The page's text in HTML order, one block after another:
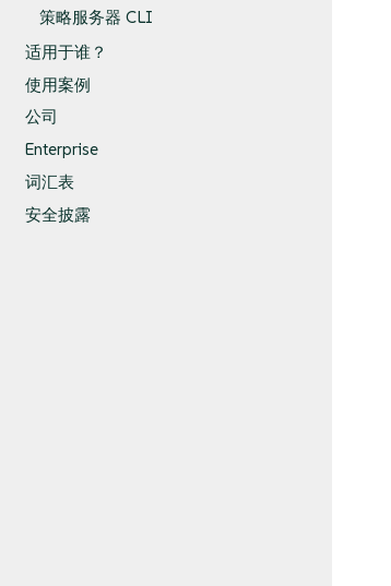
策略服务器 CLI
适用于谁？
使用案例
公司
Enterprise
词汇表
安全披露